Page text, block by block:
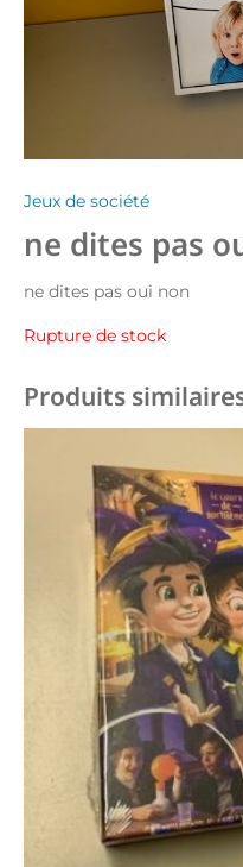
Jeux de société
ne dites pas
ne dites pas oui non
Rupture de stock
Produits